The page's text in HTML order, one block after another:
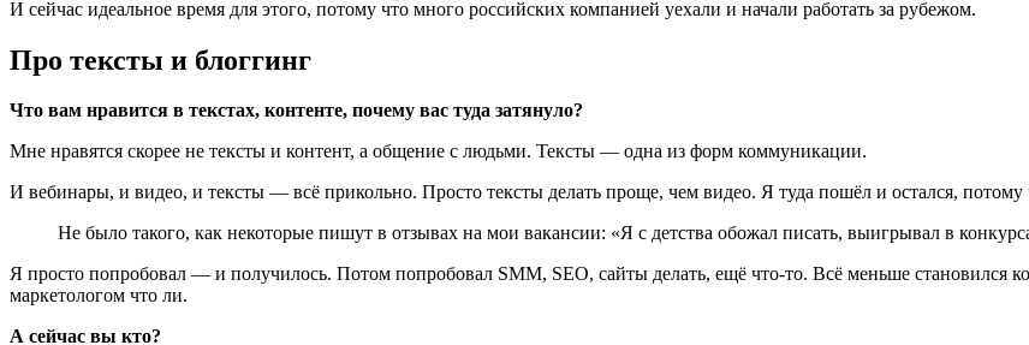
И сейчас идеальное время для этого, потому что много российских компанией уехали и начали работать за рубежом.
Про тексты и блоггинг
Что вам нравится в текстах, контенте, почему вас туда затянуло?
Мне нравятся скорее не тексты и контент, а общение с людьми. Тексты — одна из форм коммуникации.
И вебинары, и видео, и тексты — всё прикольно. Просто тексты делать проще, чем видео. Я туда пошёл и остался, потому
Не было такого, как некоторые пишут в отзывах на мои вакансии: «Я с детства обожал писать, выигрывал в
Я просто попробовал — и получилось. Потом попробовал SMM, SEO, сайты делать, ещё что-то. Всё меньше становился
маркетологом что ли.
А сейчас вы кто?